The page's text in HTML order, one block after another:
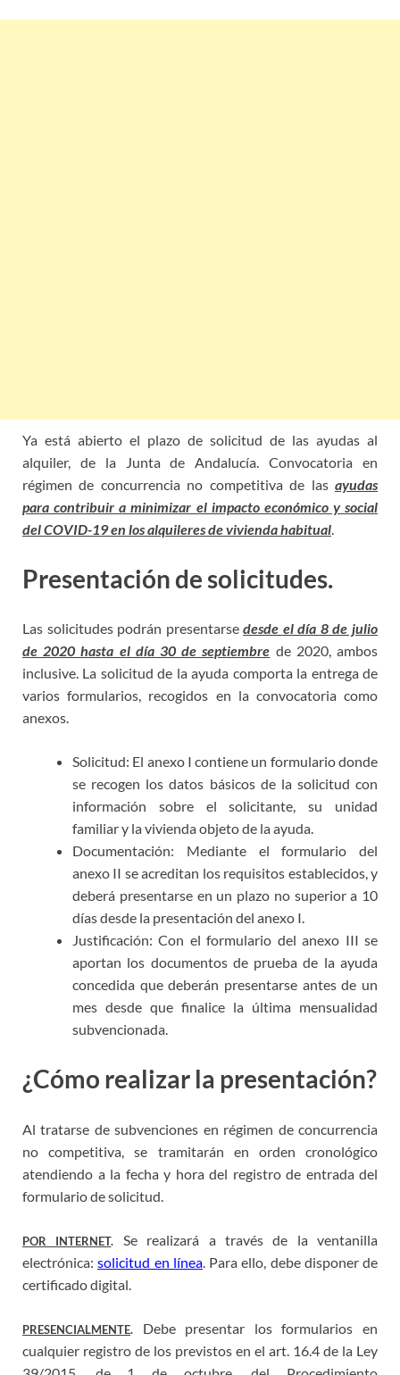
Ya está abierto el plazo de solicitud de las ayudas al
alquiler, de la Junta de Andalucía. Convocatoria en
régimen de concurrencia no competitiva de las ayudas
para contribuir a minimizar el impacto económico y social
del COVID-19 en los alquileres de vivienda habitual
Presentación de solicitudes.
Las solicitudes podrán presentarsedesde el día 8 de julio
de 2020 hasta el día 30 de septiembre de 2020, ambos
inclusive. La solicitud de la ayuda comporta la entrega de
varios formularios, recogidos en la convocatoria como
anexos.
Solicitud: El anexo I contiene un formulario donde
se recogen los datos básicos de la solicitud con
información sobre el solicitante, su unidad
familiar y la vivienda objeto de la ayuda.
Documentación: Mediante el formulario del
anexo II se acreditan los requisitos establecidos, y
deberá presentarse en un plazo no superior a 10
días desde la presentación del anexo I.
Justificación: Con el formulario del anexo III se
aportan los documentos de prueba de la ayuda
concedida que deberán presentarse antes de un
mes desde que finalice la última mensualidad
subvencionada.
¿Cómo realizar la presentación?
Al tratarse de subvenciones en régimen de concurrencia
no competitiva, se tramitarán en orden cronológico
atendiendo a la fecha y hora del registro de entrada del
formulario de solicitud.
POR INTERNET. Se realizará a través de la ventanilla
electrónica:solicitud en línea. Para ello, debe disponer de
certificado digital.
PRESENCIALMENTE.
Debe presentar los formularios en
cualquier registro de los previstos en el art. 16.4 de la Ley